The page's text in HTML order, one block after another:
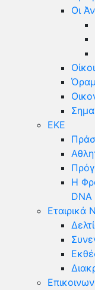
Οι
ΕΚΕ
Η
DNA
Εταιρικά